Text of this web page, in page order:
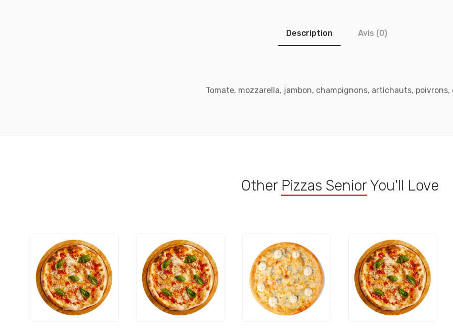
Description Avis (0)
Tomate, mozzarella, jambon, champignons, artichauts, poivrons,
Other Pizzas SeniorYou'll Love